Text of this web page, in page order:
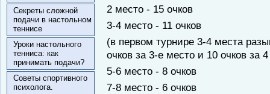
Секреты сложной
подачи в настольном
теннисе
Уроки настольного
тенниса: как
принимать подачи?
Советы спортивного
психолога.
2 место - 15 очков
3-4 место - 11 очков
(в первом турнире 3-4 места
очков за 3-е место и 10 очков за
5-6 место - 8 очков
7-8 место - 6 очков